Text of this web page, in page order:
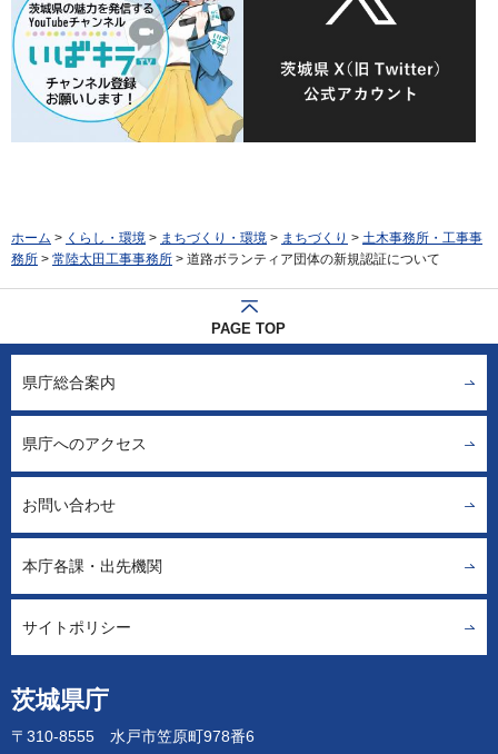
ホーム > くらし・環境 > まちづくり・環境 > まちづくり > 土木事務所・工事事
務所 > 常陸太田工事事務所 > 道路ボランティア団体の新規認証について
PAGE TOP
茨城県庁
〒310-8555 水戸市笠原町978番6
県庁総合案内
県庁へのアクセス
お問い合わせ
本庁各課・出先機関
サイトポリシー